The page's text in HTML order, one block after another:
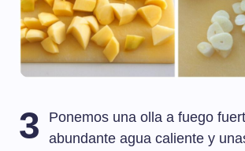
3
Ponemos una olla a fuego
abundante agua caliente y